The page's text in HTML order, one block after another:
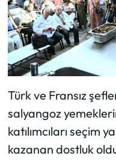
Türk ve Fransız
salyangoz
katılımcıları seçim
kazanan dostluk